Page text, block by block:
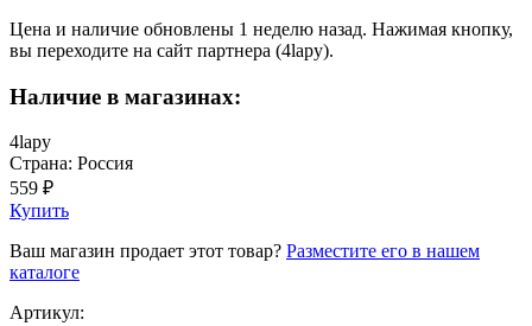
Цена и наличие обновлены 1 неделю назад. Нажимая кнопку,
вы переходите на сайт партнера (4lapy).
Наличие в магазинах:
4lapy
Страна: Россия
559 ₽
Купить
Ваш магазин продает этот товар? Разместите его в нашем
каталоге
Артикул: